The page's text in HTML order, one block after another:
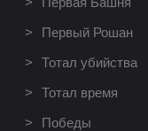
Первый Рошан
Тотал убийства
Тотал время
Победы